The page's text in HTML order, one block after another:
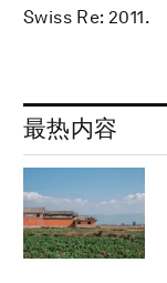
Swiss Re: 2011.
最热内容